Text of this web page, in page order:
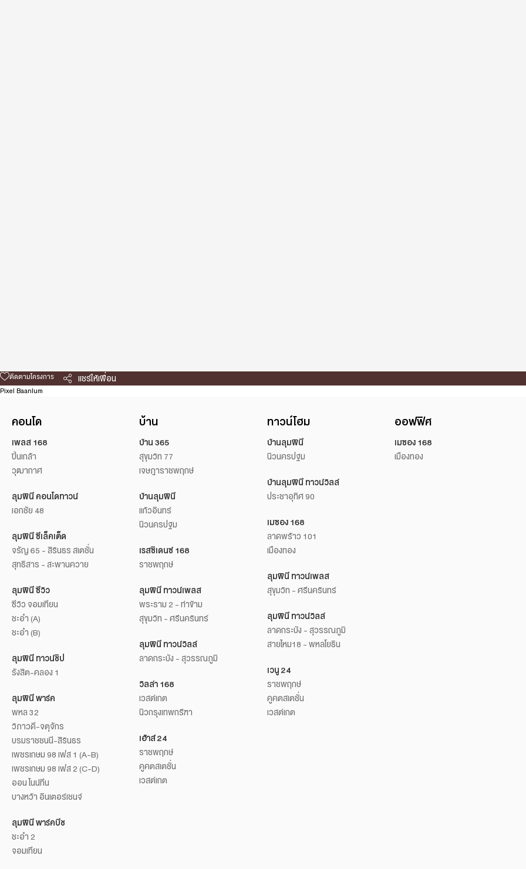
ติดตามโครงการ แชร์ให้เพื่อน
Pixel Baanlum
คอนโด
เพลส 168
ปิ่นเกล้า
วุฒากาศ
ลุมพินี คอนโดทาวน์
เอกชัย 48
ลุมพินี ซีเล็คเต็ด
จรัญ 65 - สิรินธร สเตชั่น
สุทธิสาร - สะพานควาย
ลุมพินี ซีวิว
ซีวิว จอมเทียน
ชะอำ (A)
ชะอำ (B)
ลุมพินี ทาวน์ชิป
รังสิต-คลอง 1
ลุมพินี พาร์ค
พหล 32
วิภาวดี-จตุจักร
บรมราชชนนี-สิรินธร
เพชรเกษม 98 เฟส 1 (A-B)
เพชรเกษม 98 เฟส 2 (C-D)
ออน ไนน์ทีน
บางหว้า อินเตอร์เชนจ์
ลุมพินี พาร์คบีช
ชะอำ 2
จอมเทียน
บ้าน
บ้าน 365
สุขุมวิท 77
เจษฎาราชพฤกษ์
บ้านลุมพินี
แก้วอินทร์
นิวนครปฐม
เรสซิเดนซ์ 168
ราชพฤกษ์
ลุมพินี ทาวน์เพลส
พระราม 2 - ท่าข้าม
สุขุมวิท - ศรีนครินทร์
ลุมพินี ทาวน์วิลล์
ลาดกระบัง - สุวรรณภูมิ
วิลล่า 168
เวสต์เกต
นิวกรุงเทพกรีฑา
เฮ้าส์ 24
ราชพฤกษ์
คูคตสเตชั่น
เวสต์เกต
ทาวน์โฮม
บ้านลุมพินี
นิวนครปฐม
บ้านลุมพินี ทาวน์วิลล์
ประชาอุทิศ 90
เมซอง 168
ลาดพร้าว 101
เมืองทอง
ลุมพินี ทาวน์เพลส
สุขุมวิท - ศรีนครินทร์
ลุมพินี ทาวน์วิลล์
ลาดกระบัง - สุวรรณภูมิ
สายไหม18 - พหลโยธิน
เวนู 24
ราชพฤกษ์
คูคตสเตชั่น
เวสต์เกต
ออฟฟิศ
เมซอง 168
เมืองทอง